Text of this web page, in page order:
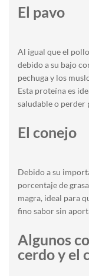
El pavo
Al igual que el
debido a su bajo
pechuga y los
Esta proteína es
saludable o perder
El conejo
Debido a su
porcentaje de
magra, ideal para
fino sabor sin
Algunos
cerdo y el